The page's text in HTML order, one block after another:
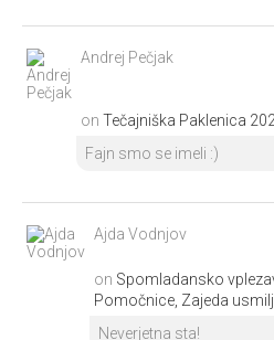
Andrej Pečjak
on Tečajniška Paklenica
Fajn smo se imeli :)
Ajda Vodnjov
on Spomladansko
Pomočnice, Zajeda
Neverjetna sta!